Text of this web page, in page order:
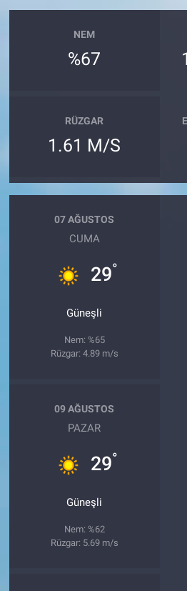
NEM
%67
RÜZGAR
1.61 M/S
07 AĞUSTOS
CUMA
29°
Güneşli
Nem: %65
Rüzgar: 4.89 m/s
09 AĞUSTOS
PAZAR
29°
Güneşli
Nem: %62
Rüzgar: 5.69 m/s